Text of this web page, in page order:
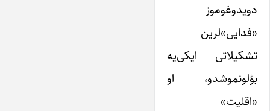
دویدوغوموز
«فدایی»‌لرین
تشکیلاتی ایکی‌یه
بؤلونموشدو، او
«اقلیت»